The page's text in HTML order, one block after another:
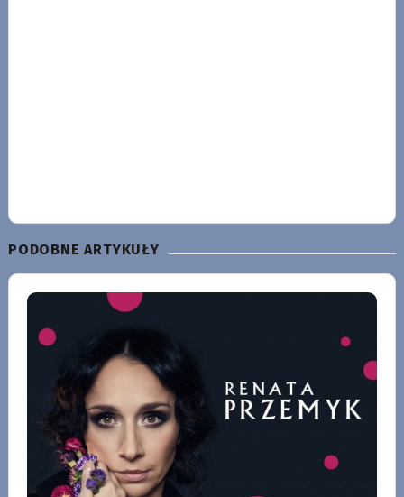
PODOBNE ARTYKUŁY